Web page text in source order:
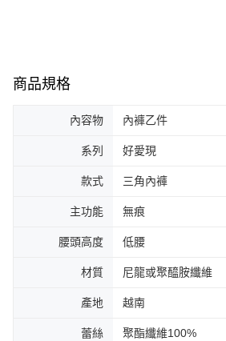
商品規格
內容物 內褲乙件
系列 好愛現
款式 三角內褲
主功能 無痕
腰頭高度 低腰
材質 尼龍或聚醯胺纖維
產地 越南
蕾絲 聚酯纖維100%